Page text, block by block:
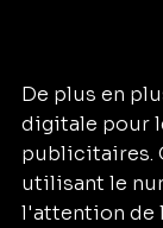
De plus en
digitale pour
publicitaires.
utilisant le
l'attention de